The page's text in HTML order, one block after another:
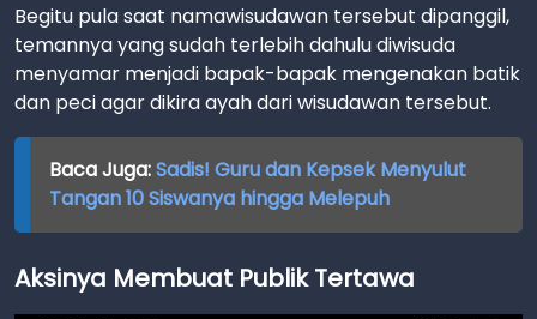
Begitu pula saat namawisudawan tersebut dipanggil,
temannya yang sudah terlebih dahulu diwisuda
menyamar menjadi bapak-bapak mengenakan batik
dan peci agar dikira ayah dari wisudawan tersebut.
Baca Juga:Sadis! Guru dan Kepsek Menyulut
Tangan 10 Siswanya hingga Melepuh
Aksinya Membuat Publik Tertawa